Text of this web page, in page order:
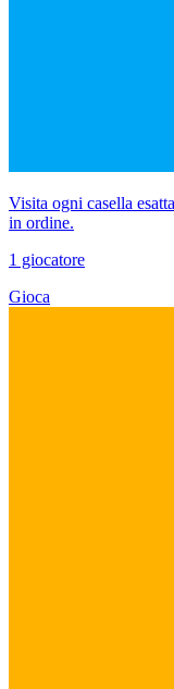
Visita ogni casella
in ordine.
1 giocatore
Gioca